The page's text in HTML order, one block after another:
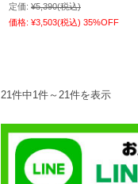
定価: ¥5,390(税込)
価格: ¥3,503(税込) 35%OFF
21件中1件～21件を表示